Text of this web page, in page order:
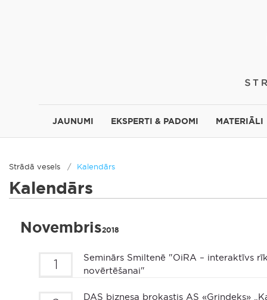
JAUNUMI EKSPERTI & PADOMI MATERIĀLI
Strādā vesels Kalendārs
Kalendārs
Novembris2018
1
Seminārs Smiltenē "OiRA – interaktīvs
novērtēšanai"
DAS biznesa brokastis AS «Grindeks»